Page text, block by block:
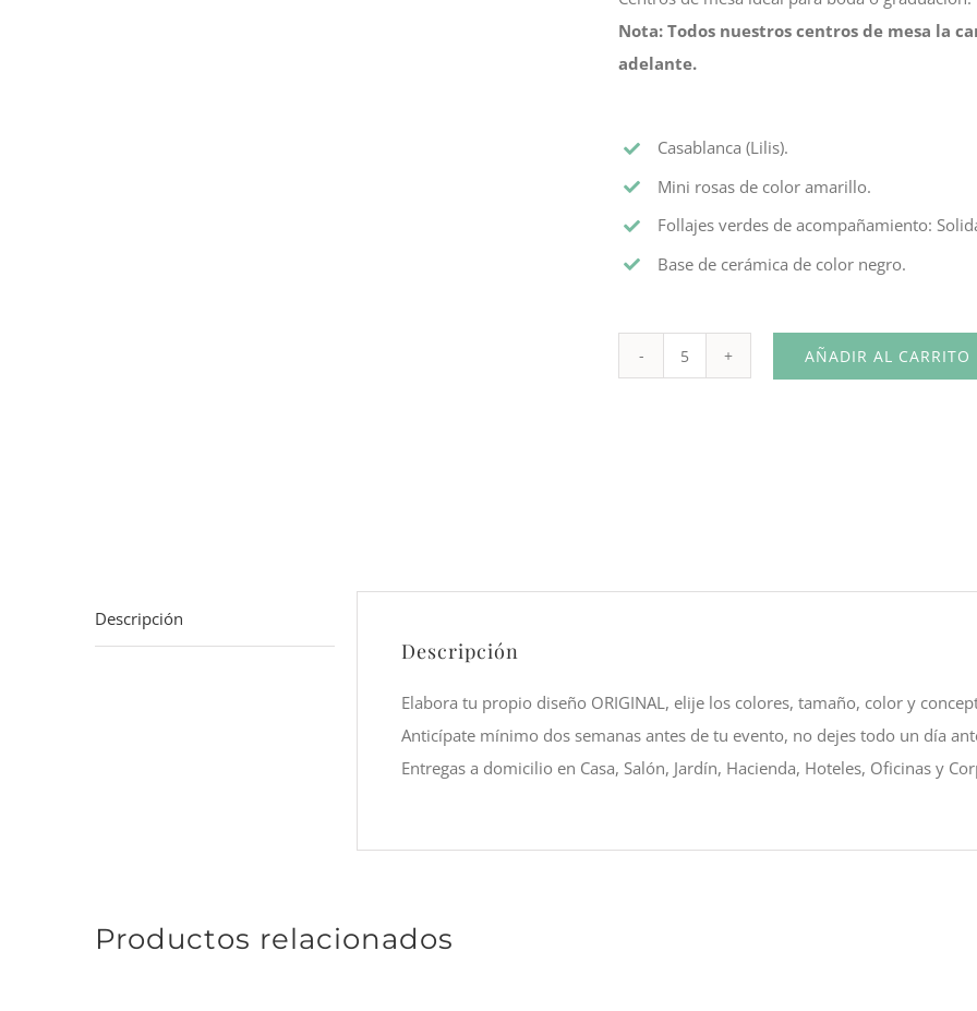
Nota: Todos nuestros centros de mesa la
adelante.
Casablanca (Lilis).
Mini rosas de color amarillo.
Follajes verdes de acompañamiento:
Base de cerámica de color negro.
Rosas
AÑADIR AL CARRITO
Descripción
Descripción
Elabora tu propio diseño ORIGINAL, elije los colores, tamaño, color y
Anticípate mínimo dos semanas antes de tu evento, no dejes todo un día
Entregas a domicilio en Casa, Salón, Jardín, Hacienda, Hoteles, Oficinas y
Productos relacionados